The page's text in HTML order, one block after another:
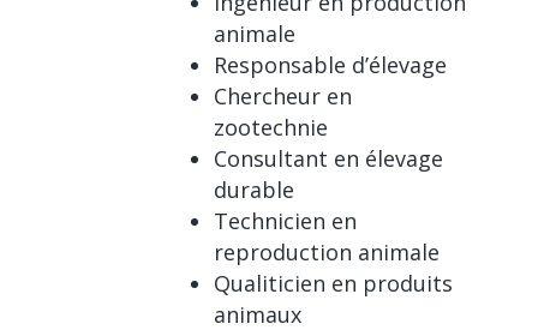
animale
Responsable d’élevage
Chercheur en
zootechnie
Consultant en élevage
durable
Technicien en
reproduction animale
Qualiticien en produits
animaux